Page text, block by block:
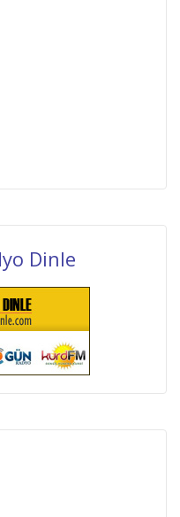
Dinle